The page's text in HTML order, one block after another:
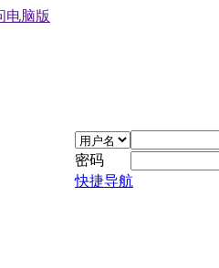
电脑版
密码
快捷导航